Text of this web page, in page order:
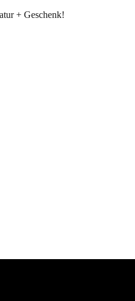
+ Geschenk!